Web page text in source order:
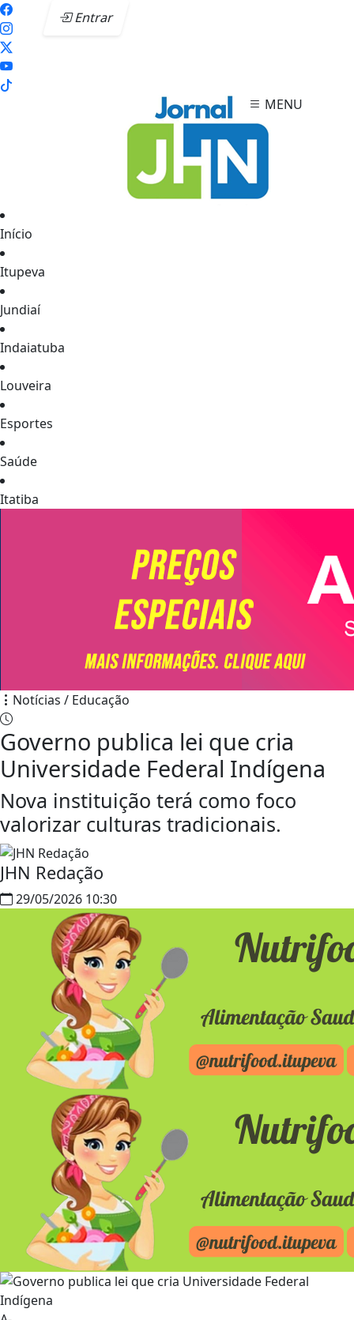
Entrar
MENU
Início
Itupeva
Jundiaí
Indaiatuba
Louveira
Esportes
Saúde
Itatiba
Notícias / Educação
Governo publica lei que cria
Universidade Federal Indígena
Nova instituição terá como foco
valorizar culturas tradicionais.
JHN Redação
29/05/2026 10:30